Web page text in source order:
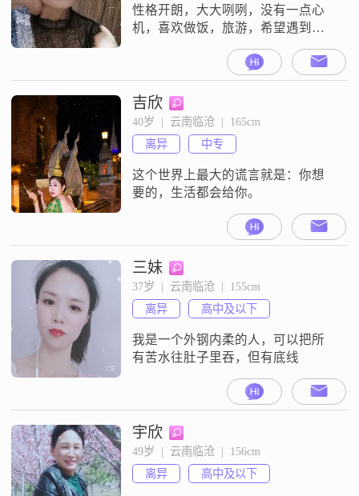
性格开朗，大大咧咧，没有一点心
机，喜欢做饭，旅游，希望遇到一
个懂浪漫，人品好有责任感的男
人，陪我走完下半生
吉欣
40岁  |  云南临沧  |  165cm
离异
中专
这个世界上最大的谎言就是：你想
要的，生活都会给你。
三妹
37岁  |  云南临沧  |  155cm
离异
高中及以下
我是一个外钢内柔的人，可以把所
有苦水往肚子里吞，但有底线
宇欣
49岁  |  云南临沧  |  156cm
离异
高中及以下